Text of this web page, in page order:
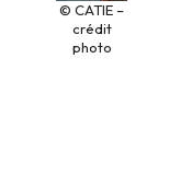
© CATIE –
crédit
photo